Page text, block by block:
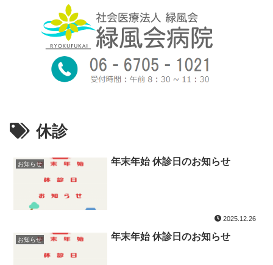
TEL.06-
6705-
背戸口１丁目
休診
お知らせ 年末年始 休診日のお知らせ
2025.12.26
お知らせ 年末年始 休診日のお知らせ